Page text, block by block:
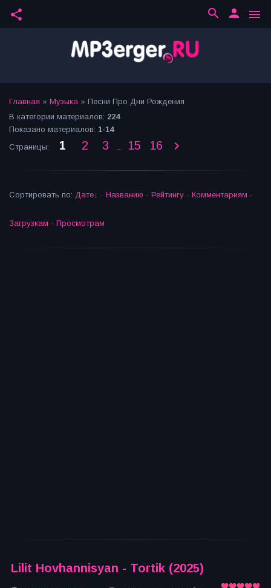
share menu
person
search
Главная » Музыка » Песни Про Дни Рождения
В категории материалов: 224
Показано материалов: 1-14
Страницы: 1 2 3 ... 15 16
Сортировать по: Дате · Названию · Рейтингу · Комментариям ·
Загрузкам · Просмотрам
Lilit Hovhannisyan - Tortik (2025)